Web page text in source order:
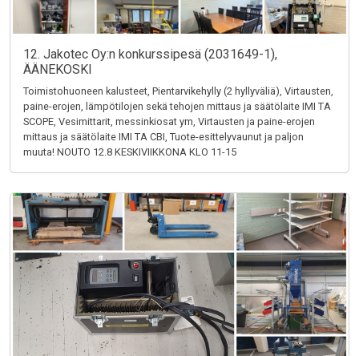
12. Jakotec Oy:n konkurssipesä (2031649-1),
ÄÄNEKOSKI
Toimistohuoneen kalusteet, Pientarvikehylly (2 hyllyväliä), Virtausten,
paine-erojen, lämpötilojen sekä tehojen mittaus ja säätölaite IMI TA
SCOPE, Vesimittarit, messinkiosat ym, Virtausten ja paine-erojen
mittaus ja säätölaite IMI TA CBI, Tuote-esittelyvaunut ja paljon
muuta! NOUTO 12.8 KESKIVIIKKONA KLO 11-15